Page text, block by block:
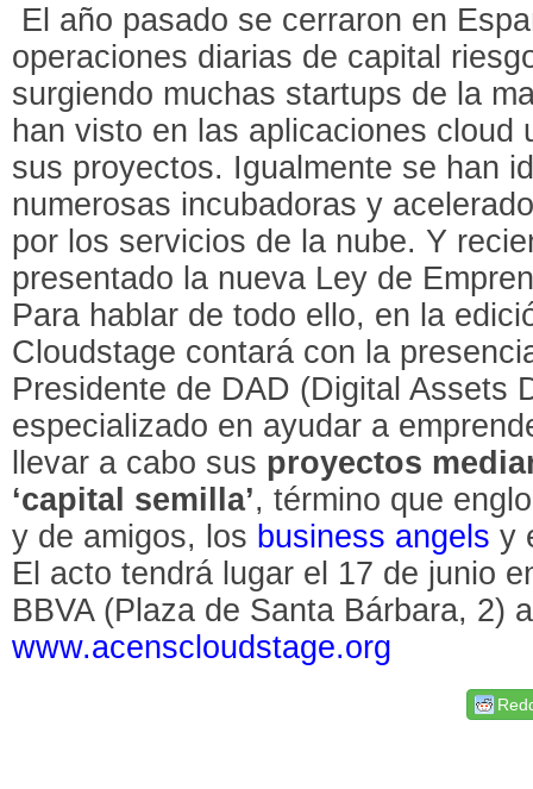
El año pasado se cerraron en
operaciones diarias de capital
surgiendo muchas startups de la
han visto en las aplicaciones cloud
sus proyectos. Igualmente se han
numerosas incubadoras y
por los servicios de la nube. Y
presentado la nueva Ley de
Para hablar de todo ello, en la
Cloudstage contará con la
Presidente de DAD (Digital Assets
especializado en ayudar a
llevar a cabo sus proyectos
‘capital semilla’, término que
y de amigos, los business angels y
El acto tendrá lugar el 17 de junio
BBVA (Plaza de Santa Bárbara, 2)
www.acenscloudstage.org